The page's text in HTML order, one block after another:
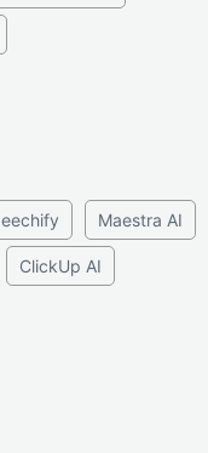
Maestra AI
ClickUp AI